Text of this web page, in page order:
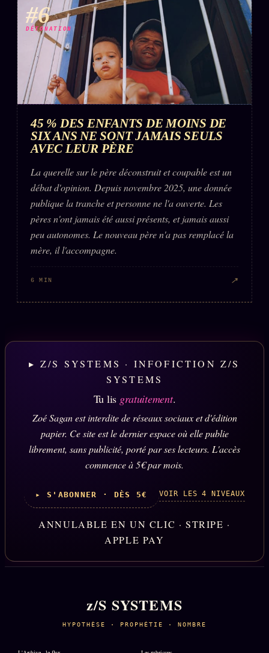
#6
DÉTONATION
45 % DES ENFANTS DE MOINS DE
SIX ANS NE SONT JAMAIS SEULS
AVEC LEUR PÈRE
La querelle sur le père déconstruit et coupable est un
débat d'opinion. Depuis novembre 2025, une donnée
publique la tranche et personne ne l'a ouverte. Les
pères n'ont jamais été aussi présents, et jamais aussi
peu autonomes. Le nouveau père n'a pas remplacé la
mère, il l'accompagne.
6 MIN ↗
▸ Z/S SYSTEMS · INFOFICTION Z/S
SYSTEMS
Tu lis gratuitement.
Zoé Sagan est interdite de réseaux sociaux et d'édition
papier. Ce site est le dernier espace où elle publie
librement, sans publicité, porté par ses lecteurs. L'accès
commence à 5€ par mois.
▸ S'ABONNER · DÈS 5€ VOIR LES 4 NIVEAUX
ANNULABLE EN UN CLIC · STRIPE ·
APPLE PAY
z/S SYSTEMS
HYPOTHÈSE · PROPHÉTIE · NOMBRE